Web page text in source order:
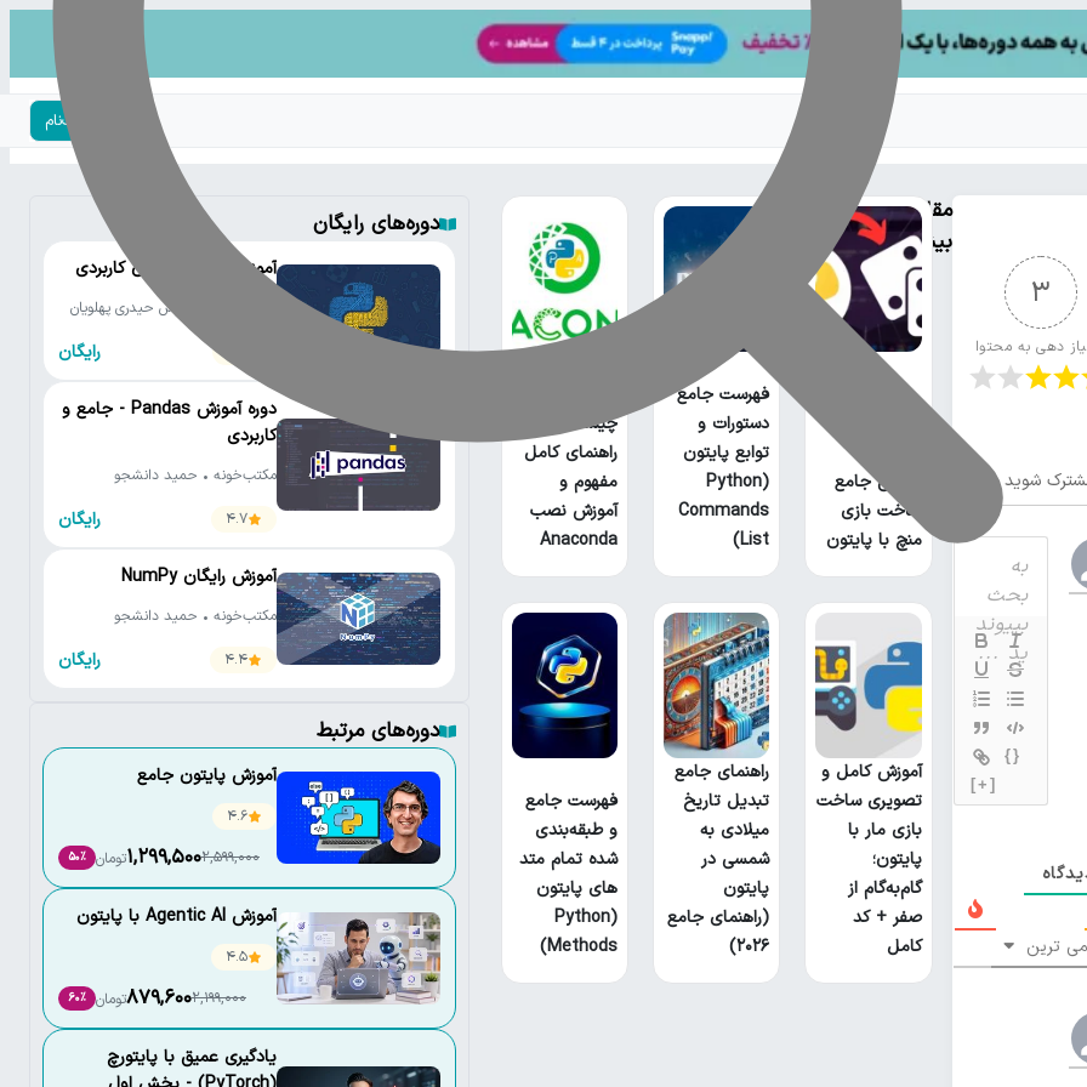
ورود | ثبت‌نام
3
دهی به محتوا
شوید
{}
[+]
ترین
مقالات
بیشتر
آموزش جامع
ساخت بازی
منچ با پایتون
فهرست جامع
دستورات و
توابع پایتون
(Python
Commands
List)
چیست؟
راهنمای کامل
مفهوم و
آموزش نصب
Anaconda
آموزش کامل و
تصویری ساخت
بازی مار با
پایتون؛
گام‌به‌گام از
صفر + کد
کامل
راهنمای جامع
تبدیل تاریخ
میلادی به
شمسی در
پایتون
(راهنمای جامع
۲۰۲۶)
فهرست جامع
و طبقه‌بندی
شده تمام متد
های پایتون
(Python
Methods)
دوره‌های رایگان
آموزش رایگان پایتون کاربردی
مکتب‌خونه • سروش حیدری پهلویان
رایگان
دوره آموزش Pandas - جامع و
کاربردی
مکتب‌خونه • حمید دانشجو
4.7
رایگان
آموزش رایگان NumPy
مکتب‌خونه • حمید دانشجو
4.4
رایگان
دوره‌های مرتبط
آموزش پایتون جامع
4.6
2,599,000
1,299,500تومان 50٪
آموزش Agentic AI با پایتون
4.5
2,199,000
879,600تومان 60٪
یادگیری عمیق با پایتورچ